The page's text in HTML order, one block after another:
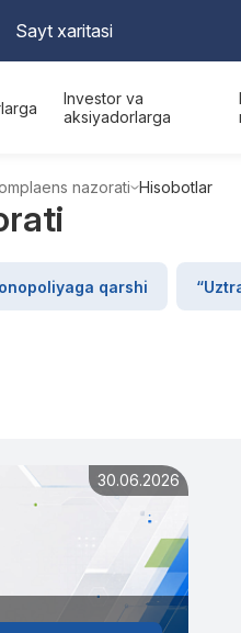
Sayt xaritasi
Investor va
aksiyadorlarga
nazorati Hisobotlar
qarshi
30.06.2026